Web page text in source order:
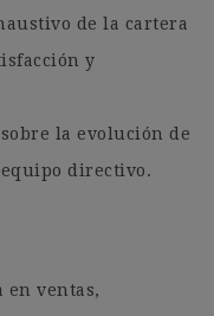
de la cartera
y
la evolución de
directivo.
en ventas,